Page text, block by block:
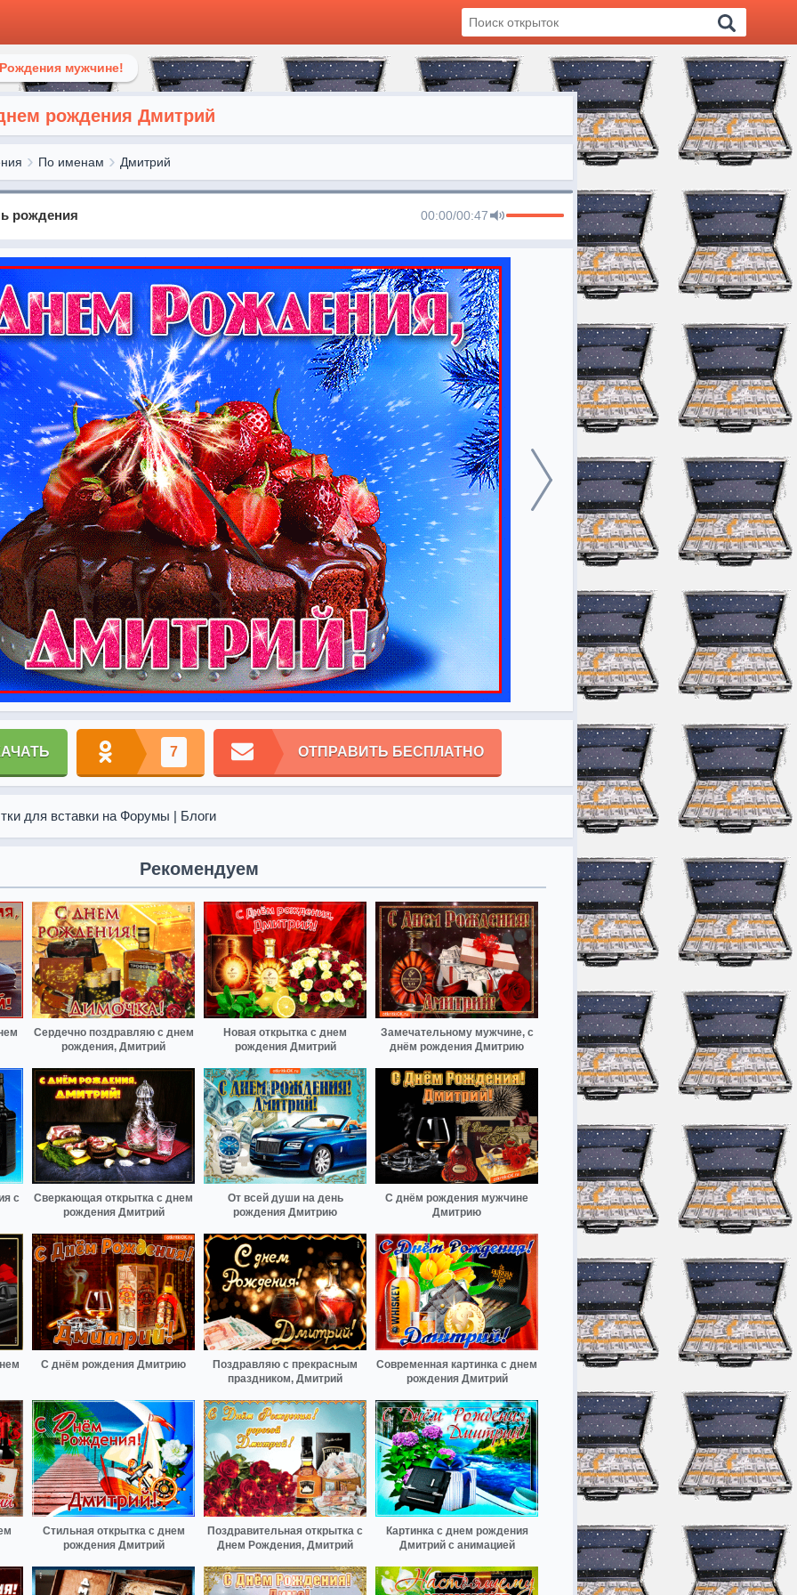
мужчине!
рождения Дмитрий
По именам Дмитрий
рождения 00:00/00:47
7 ОТПРАВИТЬ БЕСПЛАТНО
для вставки на Форумы | Блоги
Рекомендуем
Сердечно поздравляю с днем
рождения, Дмитрий
Новая открытка с днем
рождения Дмитрий
Замечательному мужчине, с
днём рождения Дмитрию
с
Сверкающая открытка с днем
рождения Дмитрий
От всей души на день
рождения Дмитрию
С днём рождения мужчине
Дмитрию
С днём рождения Дмитрию
Поздравляю с прекрасным
праздником, Дмитрий
Современная картинка с днем
рождения Дмитрий
Стильная открытка с днем
рождения Дмитрий
Поздравительная открытка с
Днем Рождения, Дмитрий
Картинка с днем рождения
Дмитрий с анимацией